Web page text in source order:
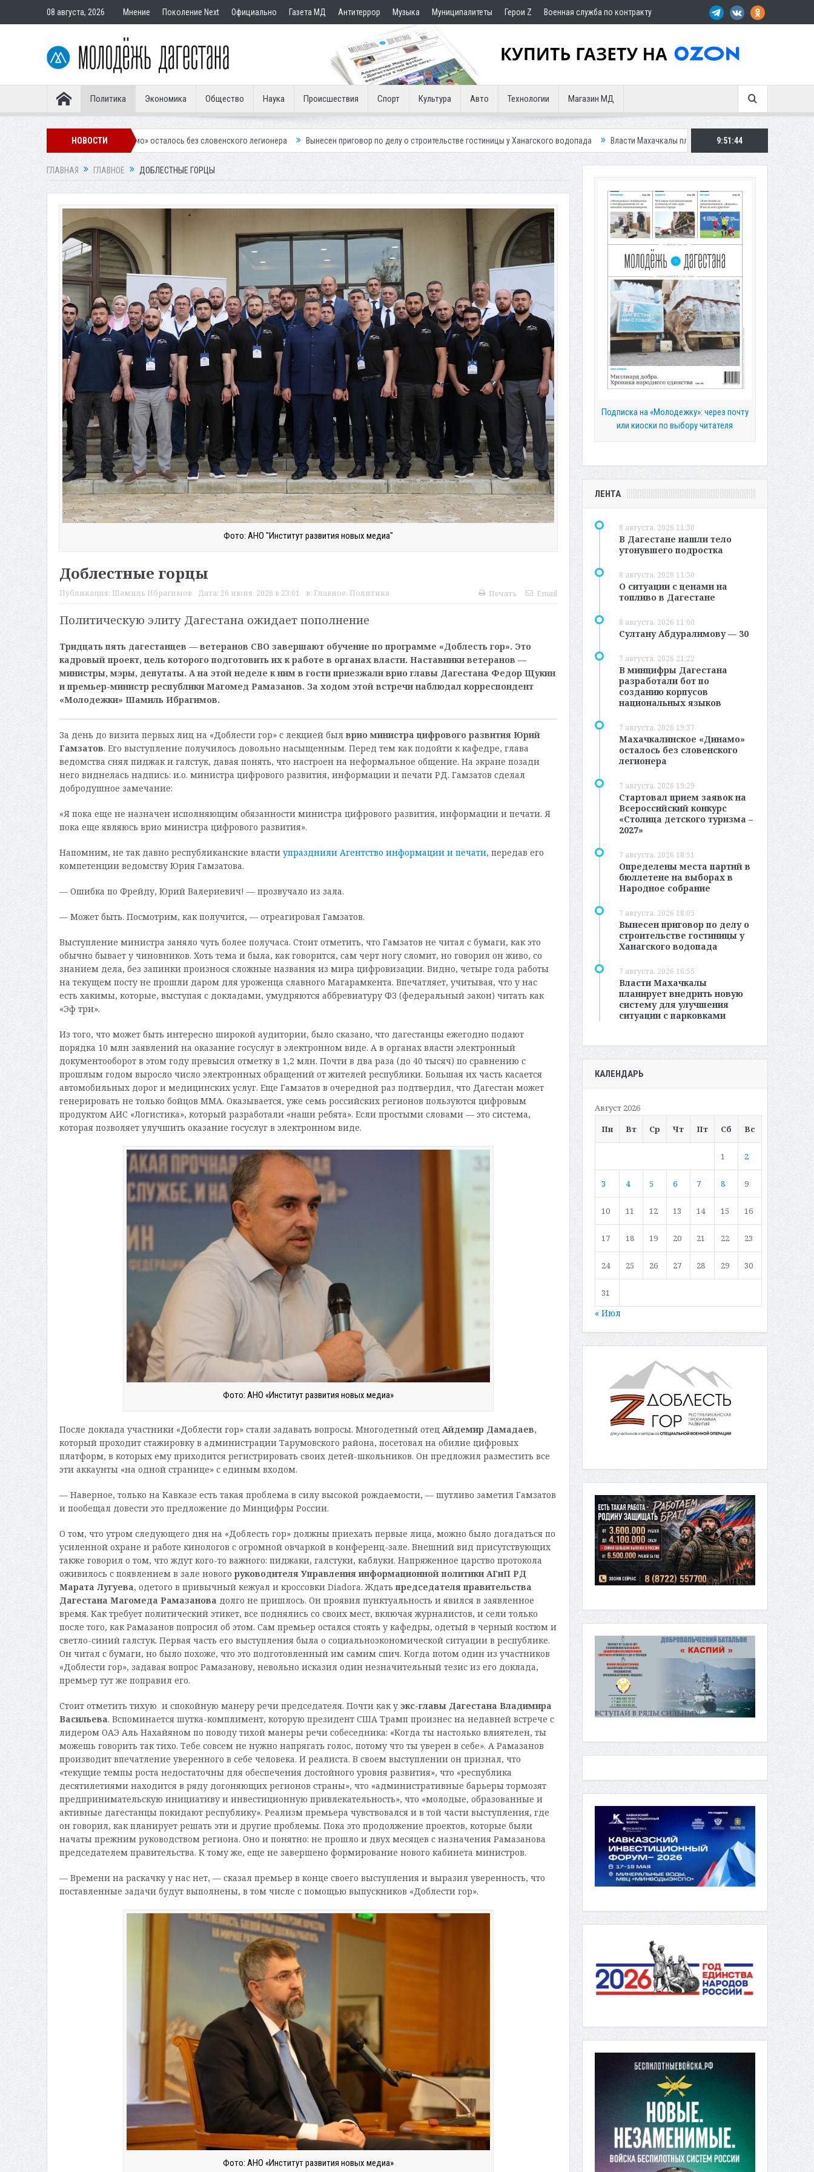
08 августа, 2026 Мнение Поколение Next Официально Газета МД Антитеррор Музыка Муниципалитеты Герои Z Военная служба по контракту
Политика Экономика Общество Наука Происшествия Спорт Культура Авто Технологии Магазин МД
НОВОСТИ
«Динамо» осталось без словенского легионера Вынесен приговор по делу о строительстве гостиницы у Ханагского водопада Власти Махачкалы планирует внедрить новую систему для улучшения
9:51:46
ГЛАВНАЯ ГЛАВНОЕ ДОБЛЕСТНЫЕ ГОРЦЫ
Фото: АНО "Институт развития новых медиа"
Доблестные горцы
Публикация: Шамиль Ибрагимов Дата: 26 июня, 2026 в 23:01 в: Главное, Политика Печать Email
Политическую элиту Дагестана ожидает пополнение
Тридцать пять дагестанцев — ветеранов СВО завершают обучение по программе «Доблесть гор». Это
кадровый проект, цель которого подготовить их к работе в органах власти. Наставники ветеранов —
министры, мэры, депутаты. А на этой неделе к ним в гости приезжали врио главы Дагестана Федор Щукин
и премьер-министр республики Магомед Рамазанов. За ходом этой встречи наблюдал корреспондент
«Молодежки» Шамиль Ибрагимов.
За день до визита первых лиц на «Доблести гор» с лекцией был врио министра цифрового развития Юрий
Гамзатов. Его выступление получилось довольно насыщенным. Перед тем как подойти к кафедре, глава
ведомства снял пиджак и галстук, давая понять, что настроен на неформальное общение. На экране позади
него виднелась надпись: и.о. министра цифрового развития, информации и печати РД. Гамзатов сделал
добродушное замечание:
«Я пока еще не назначен исполняющим обязанности министра цифрового развития, информации и печати. Я
пока еще являюсь врио министра цифрового развития».
Напомним, не так давно республиканские власти упразднили Агентство информации и печати, передав его
компетенции ведомству Юрия Гамзатова.
— Ошибка по Фрейду, Юрий Валериевич! — прозвучало из зала.
— Может быть. Посмотрим, как получится, — отреагировал Гамзатов.
Выступление министра заняло чуть более получаса. Стоит отметить, что Гамзатов не читал с бумаги, как это
обычно бывает у чиновников. Хоть тема и была, как говорится, сам черт ногу сломит, но говорил он живо, со
знанием дела, без запинки произнося сложные названия из мира цифровизации. Видно, четыре года работы
на текущем посту не прошли даром для уроженца славного Магарамкента. Впечатляет, учитывая, что у нас
есть хакимы, которые, выступая с докладами, умудряются аббревиатуру ФЗ (федеральный закон) читать как
«Эф три».
Из того, что может быть интересно широкой аудитории, было сказано, что дагестанцы ежегодно подают
порядка 10 млн заявлений на оказание госуслуг в электронном виде. А в органах власти электронный
документооборот в этом году превысил отметку в 1,2 млн. Почти в два раза (до 40 тысяч) по сравнению с
прошлым годом выросло число электронных обращений от жителей республики. Большая их часть касается
автомобильных дорог и медицинских услуг. Еще Гамзатов в очередной раз подтвердил, что Дагестан может
генерировать не только бойцов ММА. Оказывается, уже семь российских регионов пользуются цифровым
продуктом АИС «Логистика», который разработали «наши ребята». Если простыми словами — это система,
которая позволяет улучшить оказание госуслуг в электронном виде.
Фото: АНО «Институт развития новых медиа»
После доклада участники «Доблести гор» стали задавать вопросы. Многодетный отец Айдемир Дамадаев,
который проходит стажировку в администрации Тарумовского района, посетовал на обилие цифровых
платформ, в которых ему приходится регистрировать своих детей-­школьников. Он предложил разместить все
эти аккаунты «на одной странице» с единым входом.
— Наверное, только на Кавказе есть такая проблема в силу высокой рождаемости, — шутливо заметил Гамзатов
и пообещал довести это предложение до Минцифры России.
О том, что утром следующего дня на «Доблесть гор» должны приехать первые лица, можно было догадаться по
усиленной охране и работе кинологов с огромной овчаркой в конференц-­зале. Внешний вид присутствующих
также говорил о том, что ждут кого-­то важного: пиджаки, галстуки, каблуки. Напряженное царство протокола
оживилось с появлением в зале нового руководителя Управления информационной политики АГиП РД
Марата Лугуева, одетого в привычный кежуал и кроссовки Diadora. Ждать председателя правительства
Дагестана Магомеда Рамазанова долго не пришлось. Он проявил пунктуальность и явился в заявленное
время. Как требует политический этикет, все поднялись со своих мест, включая журналистов, и сели только
после того, как Рамазанов попросил об этом. Сам премьер остался стоять у кафедры, одетый в черный костюм и
светло-­синий галстук. Первая часть его выступления была о социально­экономической ситуации в республике.
Он читал с бумаги, но было похоже, что это подготовленный им самим спич. Когда потом один из участников
«Доблести гор», задавая вопрос Рамазанову, невольно исказил один незначительный тезис из его доклада,
премьер тут же поправил его.
Стоит отметить тихую и спокойную манеру речи председателя. Почти как у экс-­главы Дагестана Владимира
Васильева. Вспоминается шутка­-комплимент, которую президент США Трамп произнес на недавней встрече с
лидером ОАЭ Аль Нахайяном по поводу тихой манеры речи собеседника: «Когда ты настолько влиятелен, ты
можешь говорить так тихо. Тебе совсем не нужно напрягать голос, потому что ты уверен в себе». А Рамазанов
производит впечатление уверенного в себе человека. И реалиста. В своем выступлении он признал, что
«текущие темпы роста недостаточны для обеспечения достойного уровня развития», что «республика
десятилетиями находится в ряду догоняющих регионов страны», что «административные барьеры тормозят
предпринимательскую инициативу и инвестиционную привлекательность», что «молодые, образованные и
активные дагестанцы покидают республику». Реализм премьера чувствовался и в той части выступления, где
он говорил, как планирует решать эти и другие проблемы. Пока это продолжение проектов, которые были
начаты прежним руководством региона. Оно и понятно: не прошло и двух месяцев с назначения Рамазанова
председателем правительства. К тому же, еще не завершено формирование нового кабинета министров.
— Времени на раскачку у нас нет, — сказал премьер в конце своего выступления и выразил уверенность, что
поставленные задачи будут выполнены, в том числе с помощью выпускников «Доблести гор».
Фото: АНО «Институт развития новых медиа»
Подписка на «Молодежку»: через почту
или киоски по выбору читателя
ЛЕНТА
8 августа, 2026 11:30
В Дагестане нашли тело
утонувшего подростка
8 августа, 2026 11:30
О ситуации с ценами на
топливо в Дагестане
8 августа, 2026 11:00
Султану Абдуралимову — 30
7 августа, 2026 21:22
В минцифры Дагестана
разработали бот по
созданию корпусов
национальных языков
7 августа, 2026 19:37
Махачкалинское «Динамо»
осталось без словенского
легионера
7 августа, 2026 19:29
Стартовал прием заявок на
Всероссийский конкурс
«Столица детского туризма –
2027»
7 августа, 2026 18:51
Определены места партий в
бюллетене на выборах в
Народное собрание
7 августа, 2026 18:05
Вынесен приговор по делу о
строительстве гостиницы у
Ханагского водопада
7 августа, 2026 16:55
Власти Махачкалы
планирует внедрить новую
систему для улучшения
ситуации с парковками
КАЛЕНДАРЬ
Август 2026
Пн
Вт Ср Чт Пт Сб Вс
1 2
3 4 5 6 7 8 9
10 11 12 13 14 15 16
17 18 19 20 21 22 23
24 25 26 27 28 29 30
31
« Июл